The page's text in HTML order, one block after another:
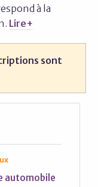
à la
Lire+
sont
automobile